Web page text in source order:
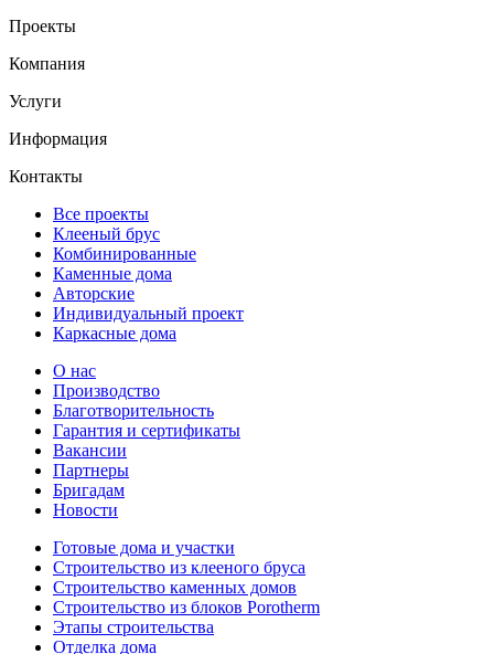
Проекты
Компания
Услуги
Информация
Контакты
Все проекты
Клееный брус
Комбинированные
Каменные дома
Авторские
Индивидуальный проект
Каркасные дома
О нас
Производство
Благотворительность
Гарантия и сертификаты
Вакансии
Партнеры
Бригадам
Новости
Готовые дома и участки
Строительство из клееного бруса
Строительство каменных домов
Строительство из блоков Porotherm
Этапы строительства
Отделка дома